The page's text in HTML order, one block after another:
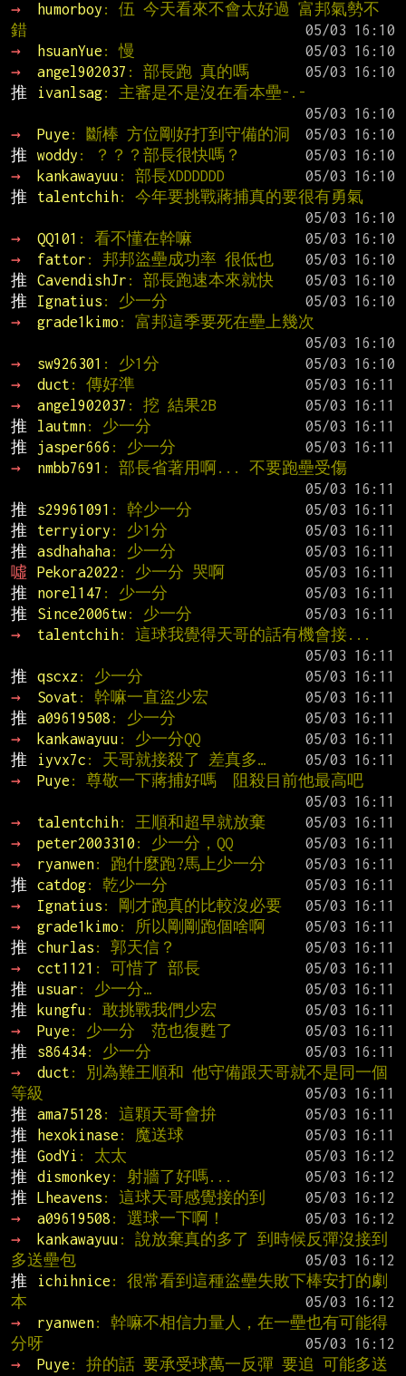
→
humorboy : 伍 今天看來不會太好過 富邦氣勢不
錯
→
hsuanYue : 慢
→
angel902037 : 部長跑 真的嗎
推
ivanlsag: 主審是不是沒在看本壘-.-
→
Puye : 斷棒 方位剛好打到守備的洞
推
woddy : ？？？部長很快嗎？
→
kankawayuu : 部長XDDDDDD
推
talentchih: 今年要挑戰蔣捕真的要很有勇氣
→
QQ101 : 看不懂在幹嘛
→
fattor : 邦邦盜壘成功率 很低也
推
CavendishJr : 部長跑速本來就快
推
Ignatius : 少一分
→
grade1kimo : 富邦這季要死在壘上幾次
→
sw926301 : 少1分
→
duct : 傳好準
→
angel902037 : 挖 結果2B
推
lautmn: 少一分
推
jasper666 : 少一分
→
nmbb7691 : 部長省著用啊... 不要跑壘受傷
推
s29961091 : 幹少一分
推
terryiory : 少1分
推
asdhahaha: 少一分
噓
Pekora2022 : 少一分 哭啊
推
norel147 : 少一分
推
Since2006tw: 少一分
→
talentchih: 這球我覺得天哥的話有機會接...
推
qscxz : 少一分
→
Sovat : 幹嘛一直盜少宏
推
a09619508 : 少一分
→
kankawayuu : 少一分QQ
推
iyvx7c : 天哥就接殺了 差真多…
→
Puye : 尊敬一下蔣捕好嗎  阻殺目前他最高吧
→
talentchih: 王順和超早就放棄
→
peter2003310 : 少一分，QQ
→
ryanwen: 跑什麼跑?馬上少一分
推
catdog: 乾少一分
→
Ignatius : 剛才跑真的比較沒必要
→
grade1kimo : 所以剛剛跑個啥啊
推
churlas : 郭天信？
→
cct1121 : 可惜了 部長
推
usuar : 少一分…
推
kungfu : 敢挑戰我們少宏
→
Puye : 少一分  范也復甦了
推
s86434: 少一分
→
duct : 別為難王順和 他守備跟天哥就不是同一個
等級
推
ama75128 : 這顆天哥會拚
推
hexokinase : 魔送球
推
GodYi : 太太
推
dismonkey : 射牆了好嗎...
推
Lheavens : 這球天哥感覺接的到
→
a09619508 : 選球一下啊！
→
kankawayuu : 說放棄真的多了 到時候反彈沒接到
多送壘包
推
ichihnice : 很常看到這種盜壘失敗下棒安打的劇
本
→
ryanwen: 幹嘛不相信力量人，在一壘也有可能得
分呀
→
Puye : 拚的話 要承受球萬一反彈 要追 可能多送